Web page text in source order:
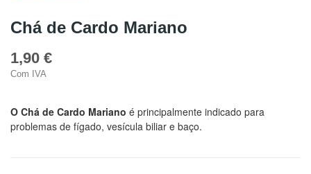
Chá de Cardo Mariano
1,90 €
Com IVA
O Chá de Cardo Mariano é principalmente indicado para
problemas de fígado, vesícula biliar e baço.